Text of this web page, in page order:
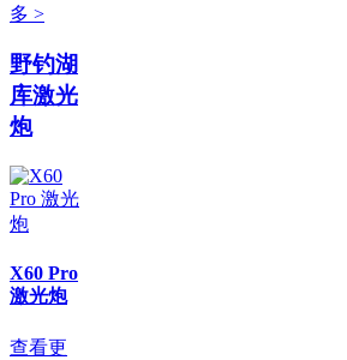
多 >
野钓湖
库激光
炮
X60 Pro
激光炮
查看更